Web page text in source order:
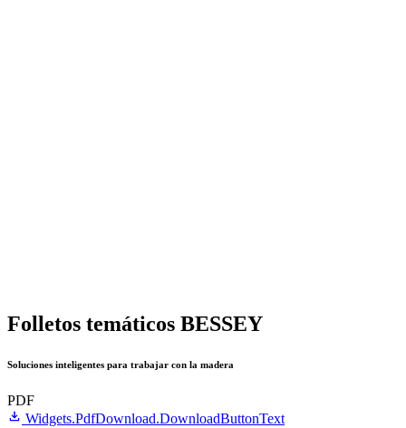
Folletos temáticos BESSEY
Soluciones inteligentes para trabajar con la madera
PDF
Widgets.PdfDownload.DownloadButtonText